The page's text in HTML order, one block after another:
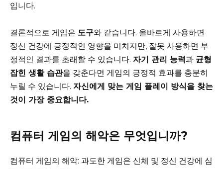
입니다.
결론적으로 게임은 도구와 같습니다. 올바르게 사용하면
정신 건강에 긍정적인 영향을 미치지만, 잘못 사용하면 부
정적인 결과를 초래할 수 있습니다. 자기 관리 능력과 균형
잡힌 생활 습관을 갖춘다면 게임의 긍정적 효과를 충분히
누릴 수 있습니다. 자신에게 맞는 게임 플레이 방식을 찾는
것이 가장 중요합니다.
컴퓨터 게임의 해악은 무엇입니까?
컴퓨터 게임의 해악: 과도한 게임은 신체 및 정신 건강에 심